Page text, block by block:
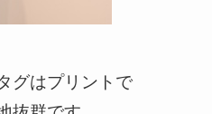
グはプリントで